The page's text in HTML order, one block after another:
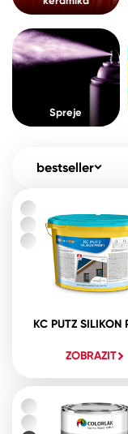
Pro akcionáře
Kontakty
Česko
Spreje
Spreje
bestseller
KC PUTZ SILIKON
ZOBRAZIT